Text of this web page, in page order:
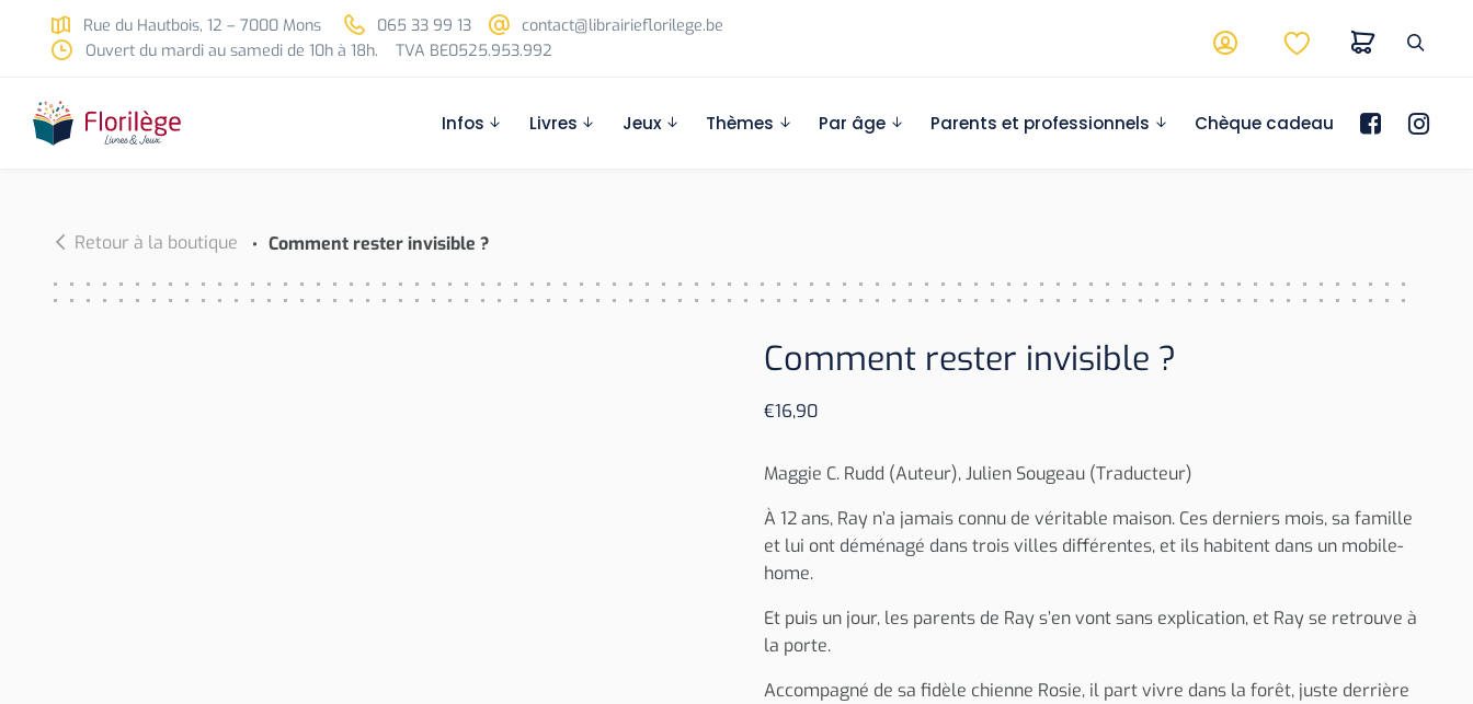
Skip to main content
Rue du Hautbois, 12 – 7000 Mons 065 33 99 13
contact@librairieflorilege.be
Ouvert du mardi au samedi de 10h à 18h.
TVA BE0525.953.992
Infos Livres Jeux Thèmes Par âge Parents et professionnels Chèque cadeau
Retour à la boutique Comment rester invisible ?
Comment rester invisible ?
€16,90
Maggie C. Rudd (Auteur), Julien Sougeau (Traducteur)
À 12 ans, Ray n’a jamais connu de véritable maison. Ces derniers mois, sa famille
et lui ont déménagé dans trois villes différentes, et ils habitent dans un mobile-
home.
Et puis un jour, les parents de Ray s’en vont sans explication, et Ray se retrouve à
la porte.
Accompagné de sa fidèle chienne Rosie, il part vivre dans la forêt, juste derrière